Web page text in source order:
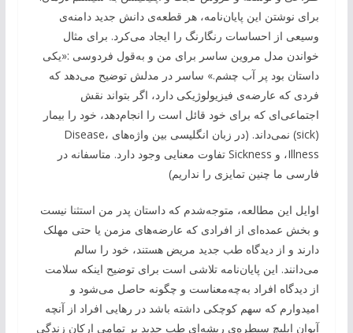
برای نوشتن این پایان‌نامه، هر قطعه‌ی دانش جدید دامنه‌ی
وسیعی از احساسات رنگارنگ را ایجاد می‌کرد. برای مثال
خواندن مدل مروین ساسر برای من و به‌قول فردوسی :«یکی
داستان بود پر آب چشم.» ساسر در مدلش توضیح می‌دهد که
فردی که عارضه‌ی فیزیولوژیکی دارد، اگر بتواند نقش
اجتماعی‌ای که برای خود قائل است را انجام‌دهد، خود را بیمار
(sick) نمی‌داند. (در زبان انگلیسی بین واژه‌های Disease،
Illness، و Sickness تفاوت معنایی وجود دارد. متاسفانه در
فارسی ما چنین تمایزی را نداریم)
اوایل این مطالعه، متوجه‌شدم که داستان پدر من استثنا نیست
و بخش عمده‌ای از افرادی که عارضه‌های مزمن یا حتی مهلک
دارند و از دیدگاه طب جدید مریض هستند، خود را سالم
می‌دانند. این پایان‌نامه تلاشی است برای توضیح اینکه سلامت
از دیدگاه افراد به‌چه‌معناست و چگونه حاصل می‌شود و
امیدوارم که سهم کوچکی داشته باشد در رهایی افراد از آنچه
آیوان ایلیچ سیطره‌ی ریشه‌ای طب جدید بر تمامی ارکان زندگی